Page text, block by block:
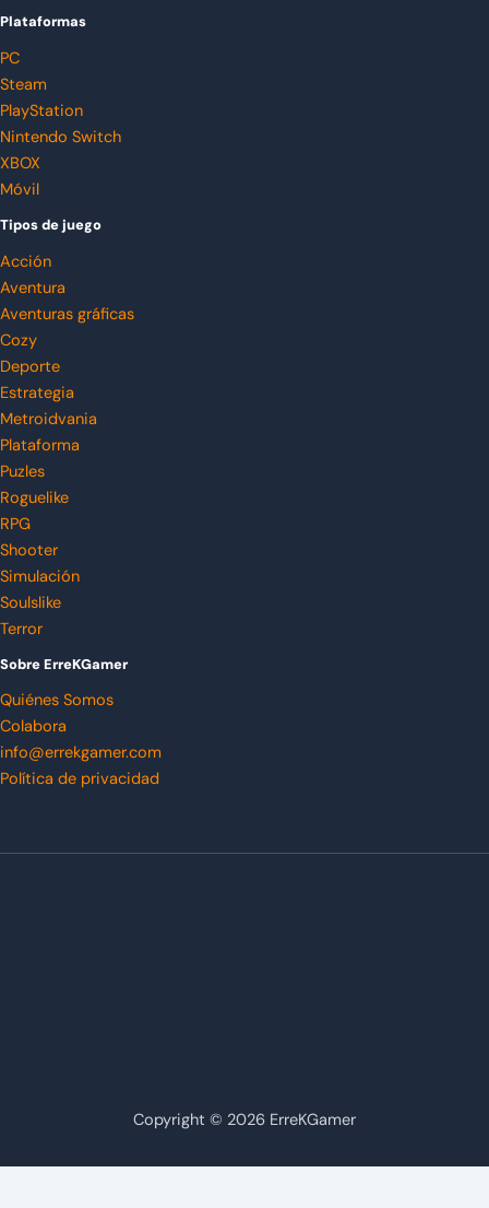
Plataformas
PC
Steam
PlayStation
Nintendo Switch
XBOX
Móvil
Tipos de juego
Acción
Aventura
Aventuras gráficas
Cozy
Deporte
Estrategia
Metroidvania
Plataforma
Puzles
Roguelike
RPG
Shooter
Simulación
Soulslike
Terror
Sobre ErreKGamer
Quiénes Somos
Colabora
info@errekgamer.com
Política de privacidad
Copyright © 2026 ErreKGamer